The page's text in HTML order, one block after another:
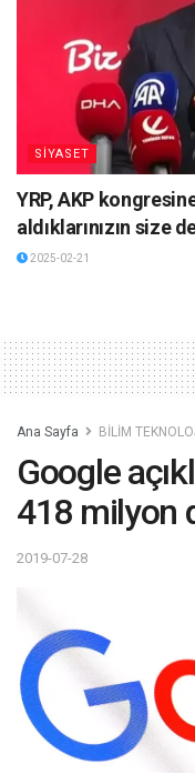
SİYASET
YRP, AKP
aldıklarınızın size
2025-02-21
Ana Sayfa BİLİM
Google
418 milyon
2019-07-28